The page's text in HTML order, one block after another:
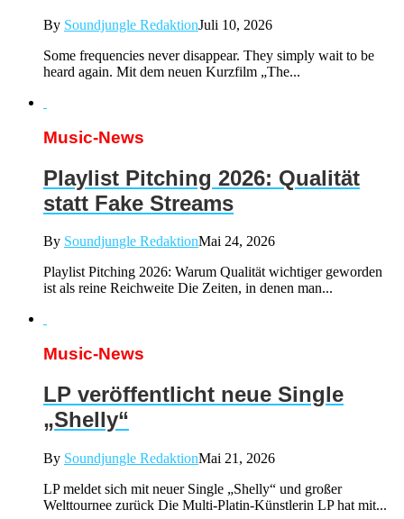
By Soundjungle RedaktionJuli 10, 2026
Some frequencies never disappear. They simply wait to be
heard again. Mit dem neuen Kurzfilm „The...
Music-News
Playlist Pitching 2026: Qualität
statt Fake Streams
By Soundjungle RedaktionMai 24, 2026
Playlist Pitching 2026: Warum Qualität wichtiger geworden
ist als reine Reichweite Die Zeiten, in denen man...
Music-News
LP veröffentlicht neue Single
„Shelly“
By Soundjungle RedaktionMai 21, 2026
LP meldet sich mit neuer Single „Shelly“ und großer
Welttournee zurück Die Multi-Platin-Künstlerin LP hat mit...